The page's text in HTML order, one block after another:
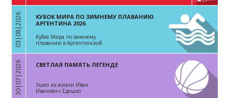
«
03|08|2026
КУБОК МИРА ПО ЗИМНЕМУ ПЛАВАНИЮ
АРГЕНТИНА 2026
Кубке Мира по зимнему
плаванию в Аргентинской
«
30|07|2026 СВЕТЛАЯ ПАМЯТЬ ЛЕГЕНДЕ
Ушел из жизни Иван
Иванович Едешко